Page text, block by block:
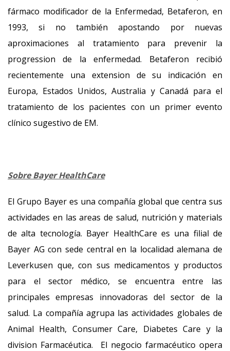
fármaco modificador de la Enfermedad, Betaferon, en
1993, si no también apostando por nuevas
aproximaciones al tratamiento para prevenir la
progression de la enfermedad. Betaferon recibió
recientemente una extension de su indicación en
Europa, Estados Unidos, Australia y Canadá para el
tratamiento de los pacientes con un primer evento
clínico sugestivo de EM.
Sobre Bayer HealthCare
El Grupo Bayer es una compañía global que centra sus
actividades en las areas de salud, nutrición y materials
de alta tecnología. Bayer HealthCare es una filial de
Bayer AG con sede central en la localidad alemana de
Leverkusen que, con sus medicamentos y productos
para el sector médico, se encuentra entre las
principales empresas innovadoras del sector de la
salud. La compañía agrupa las actividades globales de
Animal Health, Consumer Care, Diabetes Care y la
division Farmacéutica. El negocio farmacéutico opera